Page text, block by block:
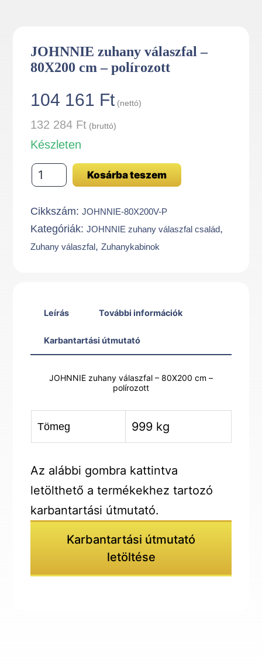
JOHNNIE zuhany válaszfal –
80X200 cm – polírozott
104 161 Ft (nettó)
132 284 Ft (bruttó)
Készleten
JOHNNIE
zuhany
válaszfal
-
80X200
mennyiség
Kosárba teszem
Cikkszám:JOHNNIE-80X200V-P
Kategóriák:JOHNNIE zuhany válaszfal család,
Zuhany válaszfal,Zuhanykabinok
Leírás További információk
Karbantartási útmutató
JOHNNIE zuhany válaszfal – 80X200 cm –
polírozott
Tömeg 999 kg
Az alábbi gombra kattintva
letölthető a termékekhez tartozó
karbantartási útmutató.
Karbantartási útmutató
letöltése